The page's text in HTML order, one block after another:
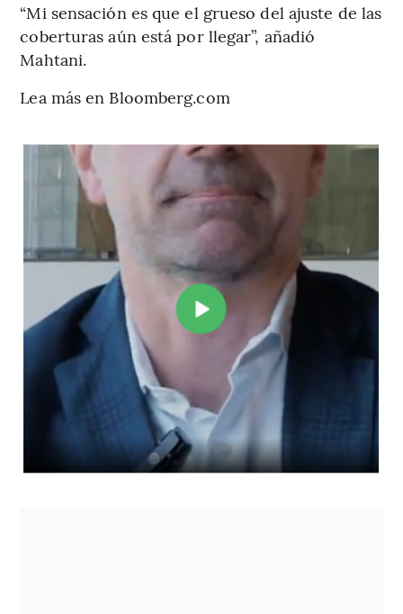
“Mi sensación es que el grueso del ajuste de las
coberturas aún está por llegar”, añadió
Mahtani.
Lea más en Bloomberg.com